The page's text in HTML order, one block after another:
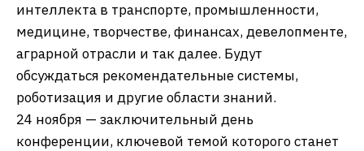
интеллекта в транспорте, промышленности,
медицине, творчестве, финансах, девелопменте,
аграрной отрасли и так далее. Будут
обсуждаться рекомендательные системы,
роботизация и другие области знаний.
24 ноября — заключительный день
конференции, ключевой темой которого станет